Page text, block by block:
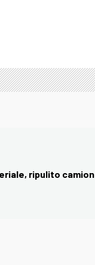
ripulito